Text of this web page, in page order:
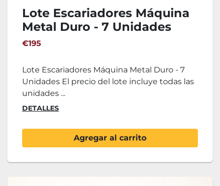
Lote Escariadores Máquina
Metal Duro - 7 Unidades
€195
Lote Escariadores Máquina Metal Duro - 7
Unidades El precio del lote incluye todas las
unidades ...
DETALLES
Agregar al carrito